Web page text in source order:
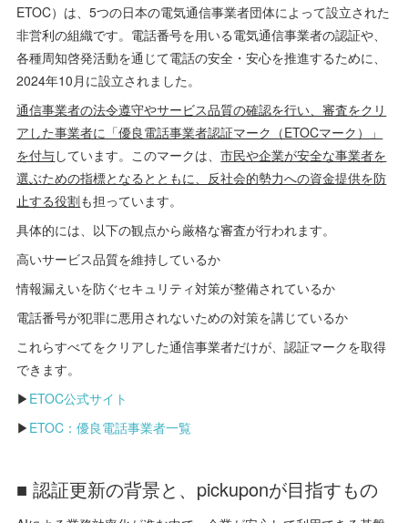
ETOC）は、5つの日本の電気通信事業者団体によって設立された
非営利の組織です。電話番号を用いる電気通信事業者の認証や、
各種周知啓発活動を通じて電話の安全・安心を推進するために、
2024年10月に設立されました。
通信事業者の法令遵守やサービス品質の確認を行い、審査をクリ
アした事業者に「優良電話事業者認証マーク（ETOCマーク）」
を付与しています。このマークは、市民や企業が安全な事業者を
選ぶための指標となるとともに、反社会的勢力への資金提供を防
止する役割も担っています。
具体的には、以下の観点から厳格な審査が行われます。
高いサービス品質を維持しているか
情報漏えいを防ぐセキュリティ対策が整備されているか
電話番号が犯罪に悪用されないための対策を講じているか
これらすべてをクリアした通信事業者だけが、認証マークを取得
できます。
▶︎ ETOC公式サイト
▶︎ ETOC：優良電話事業者一覧
■ 認証更新の背景と、pickuponが目指すもの